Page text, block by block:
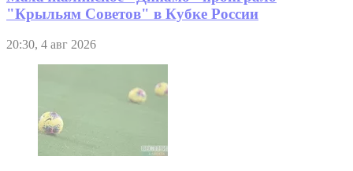
"Крыльям Советов" в Кубке России
20:30, 4 авг 2026